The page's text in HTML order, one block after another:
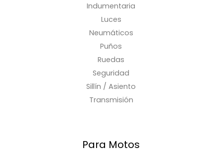
Indumentaria
Luces
Neumáticos
Puños
Ruedas
Seguridad
Sillín / Asiento
Transmisión
Para Motos